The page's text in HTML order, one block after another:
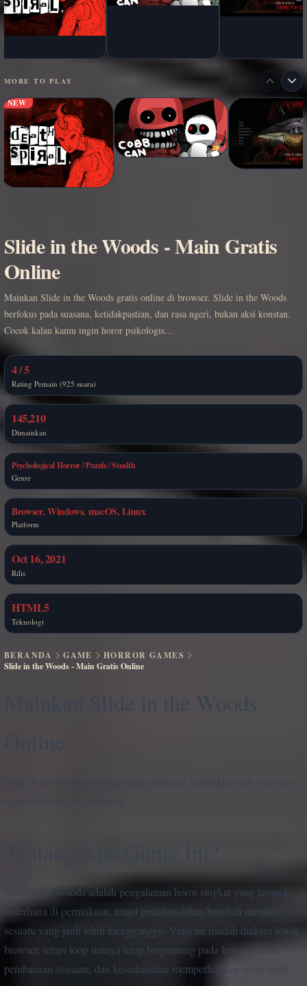
MORE TO PLAY
NEW
Slide in the Woods - Main Gratis
Online
Mainkan Slide in the Woods gratis online di browser. Slide in the Woods
berfokus pada suasana, ketidakpastian, dan rasa ngeri, bukan aksi konstan.
Cocok kalau kamu ingin horor psikologis…
4 / 5
Rating Pemain (925 suara)
145,210
Dimainkan
Psychological Horror / Puzzle / Stealth
Genre
Browser, Windows, macOS, Linux
Platform
Oct 16, 2021
Rilis
HTML5
Teknologi
BERANDA GAME
HORROR GAMES
Slide in the Woods - Main Gratis Online
Mainkan Slide in the Woods
Slide in the Woods adalah pengalaman horor singkat yang tampak
sederhana di permukaan, tetapi perlahan-lahan berubah menjadi
sesuatu yang jauh lebih mengganggu. Versi ini mudah diakses lewat
browser, tetapi loop intinya tetap bergantung pada kewaspadaan,
pembacaan suasana, dan kesediaanmu memperhatikan detail kecil.